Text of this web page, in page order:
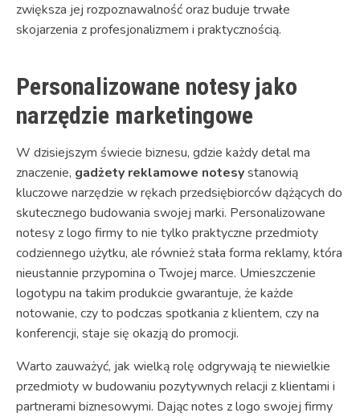
zwiększa jej rozpoznawalność oraz buduje trwałe
skojarzenia z profesjonalizmem i praktycznością.
Personalizowane notesy jako
narzędzie marketingowe
W dzisiejszym świecie biznesu, gdzie każdy detal ma
znaczenie, gadżety reklamowe notesystanowią
kluczowe narzędzie w rękach przedsiębiorców dążących do
skutecznego budowania swojej marki. Personalizowane
notesy z logo firmy to nie tylko praktyczne przedmioty
codziennego użytku, ale również stała forma reklamy, która
nieustannie przypomina o Twojej marce. Umieszczenie
logotypu na takim produkcie gwarantuje, że każde
notowanie, czy to podczas spotkania z klientem, czy na
konferencji, staje się okazją do promocji.
Warto zauważyć, jak wielką rolę odgrywają te niewielkie
przedmioty w budowaniu pozytywnych relacji z klientami i
partnerami biznesowymi. Dając notes z logo swojej firmy